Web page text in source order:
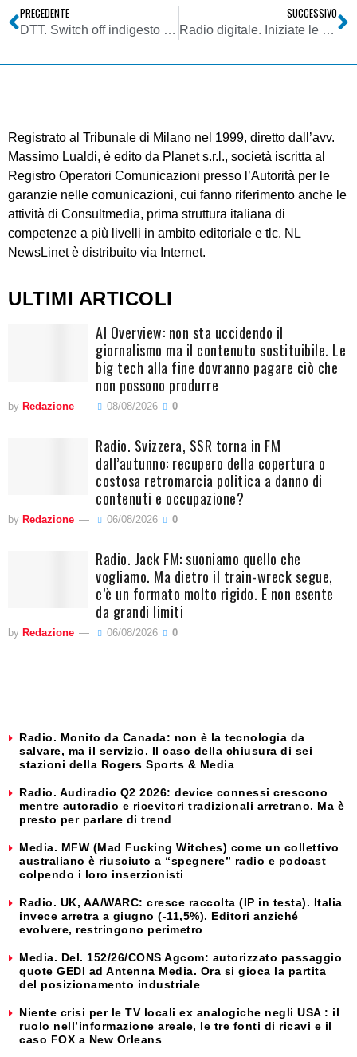
PRECEDENTE
DTT. Switch off indigesto per tv locali. Cali ascolto tra 30 e 40% in Campania e Piemonte. Attesa la verifica lombarda e veneta
SUCCESSIVO
Radio digitale. Iniziate le prime veicolazioni di programmi in streaming con tecnologia Drivecast
Registrato al Tribunale di Milano nel 1999, diretto dall’avv.
Massimo Lualdi, è edito da Planet s.r.l., società iscritta al
Registro Operatori Comunicazioni presso l’Autorità per le
garanzie nelle comunicazioni, cui fanno riferimento anche le
attività di Consultmedia, prima struttura italiana di
competenze a più livelli in ambito editoriale e tlc. NL
NewsLinet è distribuito via Internet.
ULTIMI ARTICOLI
AI Overview: non sta uccidendo il
giornalismo ma il contenuto sostituibile. Le
big tech alla fine dovranno pagare ciò che
non possono produrre
by Redazione 08/08/2026 0
Radio. Svizzera, SSR torna in FM
dall’autunno: recupero della copertura o
costosa retromarcia politica a danno di
contenuti e occupazione?
by Redazione 06/08/2026 0
Radio. Jack FM: suoniamo quello che
vogliamo. Ma dietro il train-wreck segue,
c’è un formato molto rigido. E non esente
da grandi limiti
by Redazione 06/08/2026 0
Radio. Monito da Canada: non è la tecnologia da
salvare, ma il servizio. Il caso della chiusura di sei
stazioni della Rogers Sports & Media
Radio. Audiradio Q2 2026: device connessi crescono
mentre autoradio e ricevitori tradizionali arretrano. Ma è
presto per parlare di trend
Media. MFW (Mad Fucking Witches) come un collettivo
australiano è riusciuto a “spegnere” radio e podcast
colpendo i loro inserzionisti
Radio. UK, AA/WARC: cresce raccolta (IP in testa). Italia
invece arretra a giugno (-11,5%). Editori anziché
evolvere, restringono perimetro
Media. Del. 152/26/CONS Agcom: autorizzato passaggio
quote GEDI ad Antenna Media. Ora si gioca la partita
del posizionamento industriale
Niente crisi per le TV locali ex analogiche negli USA : il
ruolo nell’informazione areale, le tre fonti di ricavi e il
caso FOX a New Orleans